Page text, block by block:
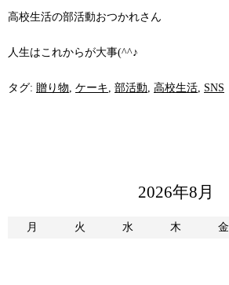
高校生活の部活動おつかれさん
人生はこれからが大事(^^♪
タグ: 贈り物, ケーキ, 部活動, 高校生活, SNS
2026年8月
月 火 水 木 金